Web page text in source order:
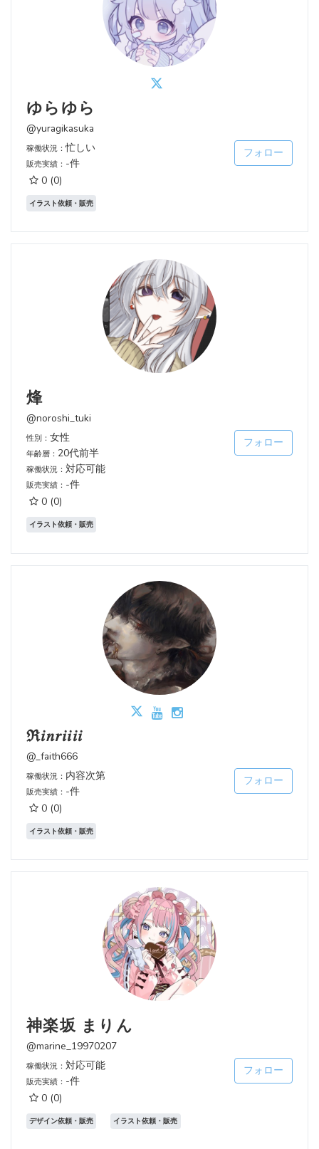
ゆらゆら
@yuragikasuka
稼働状況：忙しい
販売実績： -件
0 (0)
フォロー
イラスト依頼・販売
烽
@noroshi_tuki
性別： 女性
年齢層： 20代前半
稼働状況： 対応可能
販売実績： -件
0 (0)
フォロー
イラスト依頼・販売
ℜ𝑖𝑛𝑟𝑖𝑖𝑖𝑖
@_faith666
稼働状況： 内容次第
販売実績： -件
0 (0)
フォロー
イラスト依頼・販売
神楽坂 まりん
@marine_19970207
稼働状況： 対応可能
販売実績： -件
0 (0)
フォロー
デザイン依頼・販売 イラスト依頼・販売